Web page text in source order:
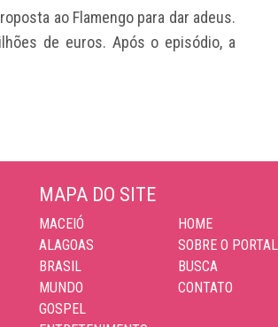
ao Flamengo para dar adeus.
de euros. Após o episódio, a
MAPA DO SITE
MACEIÓ
ALAGOAS
BRASIL
MUNDO
GOSPEL
HOME
SOBRE O PORTAL
BUSCA
CONTATO